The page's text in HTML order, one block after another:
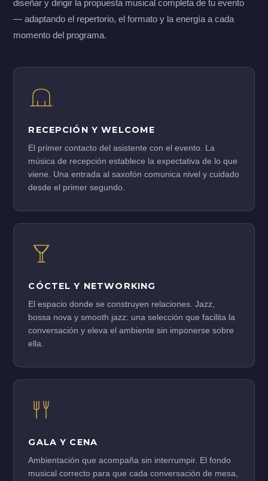
diseñar y dirigir la propuesta musical completa de tu evento
— adaptando el repertorio, el formato y la energía a cada
momento del programa.
RECEPCIÓN Y WELCOME
El primer contacto del asistente con el evento. La
música de recepción establece la expectativa de lo que
viene. Una entrada al saxofón comunica nivel y cuidado
desde el primer segundo.
CÓCTEL Y NETWORKING
El espacio donde se construyen relaciones. Jazz,
bossa nova y smooth jazz: una selección que facilita la
conversación y eleva el ambiente sin imponerse sobre
ella.
GALA Y CENA
Ambientación que acompaña sin interrumpir. El fondo
musical correcto para que cada conversación de mesa,